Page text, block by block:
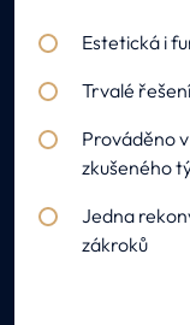
Estetická i
Trvalé
Prováděno
zkušeného
Jedna
zákroků